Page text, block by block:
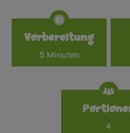
Vorbereitung
5 Minuten
4